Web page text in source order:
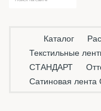
Каталог
Текстильные
СТАНДАРТ
Сатиновая